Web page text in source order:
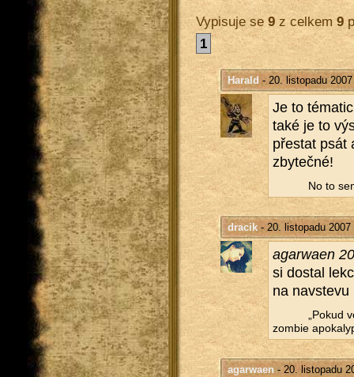
Vypisuje se 9z celkem 9
1
Harald - 20. listopadu
Je to
také je to
pře­stat psát
zby­teč­né!
No to
dracik- 20. listopadu 2007
agarwa­en
si do­stal
na navste­vu
„Pokud
zom­bie
agarwaen- 20. listopadu